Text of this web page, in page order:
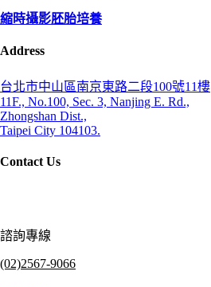
縮時攝影胚胎培養
Address
台北市中山區南京東路二段100號11樓
11F., No.100, Sec. 3, Nanjing E. Rd.,
Zhongshan Dist.,
Taipei City 104103.
Contact Us
諮詢專線
(02)2567-9066